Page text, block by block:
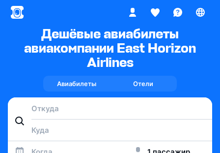
Дешёвые авиабилеты
авиакомпании East Horizon
Airlines
Авиабилеты Отели